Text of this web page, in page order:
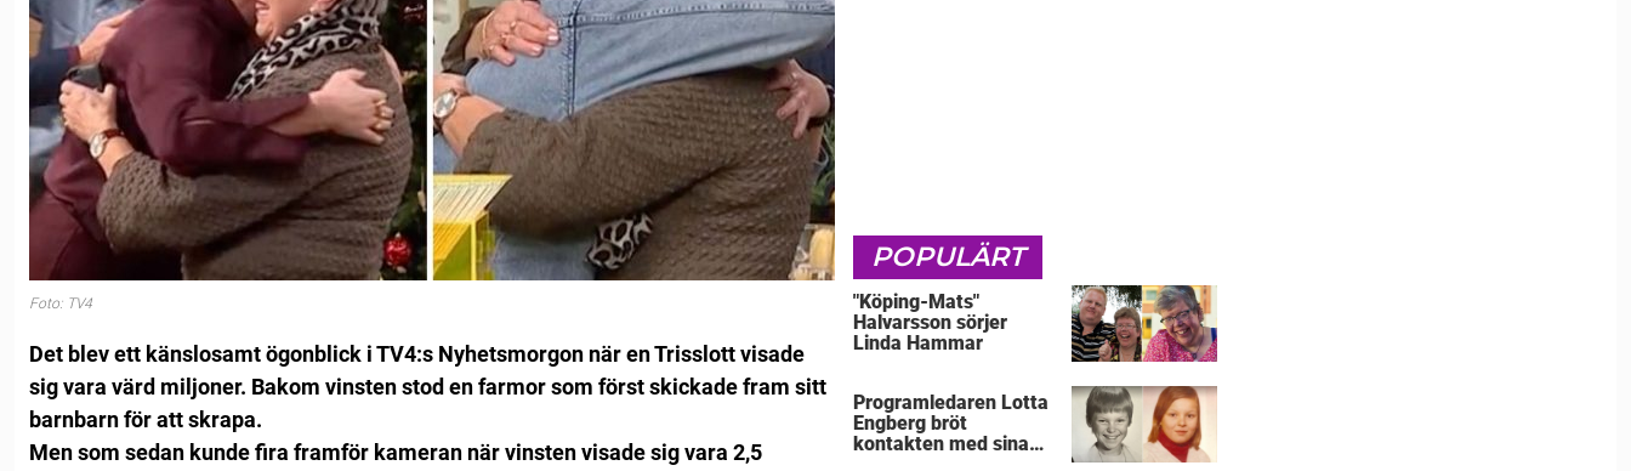
Foto: TV4
Det blev ett känslosamt ögonblick i TV4:s Nyhetsmorgon när en Trisslott visade
sig vara värd miljoner. Bakom vinsten stod en farmor som först skickade fram sitt
barnbarn för att skrapa.
Men som sedan kunde fira framför kameran när vinsten visade sig vara 2,5
POPULÄRT
"Köping-Mats"
Halvarsson sörjer
Linda Hammar
Programledaren Lotta
Engberg bröt
kontakten med sina